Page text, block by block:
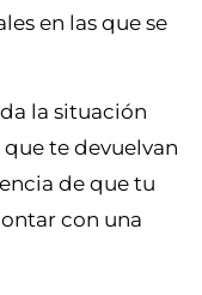
en las que se
la situación
te devuelvan
de que tu
con una